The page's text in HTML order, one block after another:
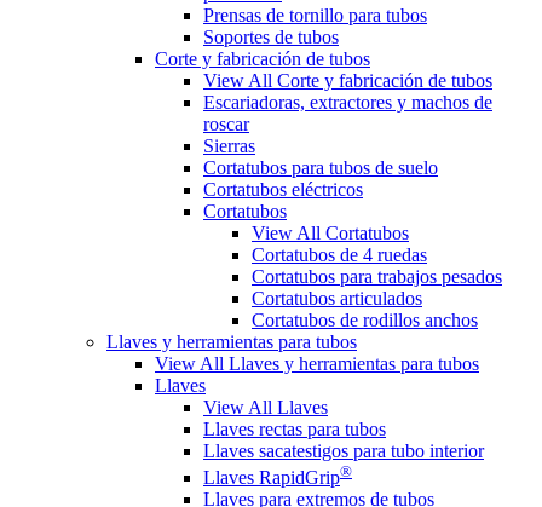
Prensas de tornillo para tubos
Soportes de tubos
Corte y fabricación de tubos
View All Corte y fabricación de tubos
Escariadoras, extractores y machos de
roscar
Sierras
Cortatubos para tubos de suelo
Cortatubos eléctricos
Cortatubos
View All Cortatubos
Cortatubos de 4 ruedas
Cortatubos para trabajos pesados
Cortatubos articulados
Cortatubos de rodillos anchos
Llaves y herramientas para tubos
View All Llaves y herramientas para tubos
Llaves
View All Llaves
Llaves rectas para tubos
Llaves sacatestigos para tubo interior
Llaves RapidGrip®
Llaves para extremos de tubos